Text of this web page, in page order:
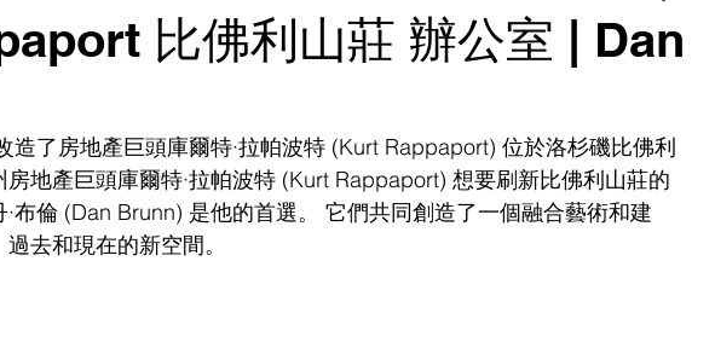
比佛利山莊 辦公室 | Dan
造了房地產巨頭庫爾特·拉帕波特 (Kurt Rappaport) 位於洛杉磯比佛利
地產巨頭庫爾特·拉帕波特 (Kurt Rappaport) 想要刷新比佛利山莊的
布倫 (Dan Brunn) 是他的首選。 它們共同創造了一個融合藝術和建
去和現在的新空間。